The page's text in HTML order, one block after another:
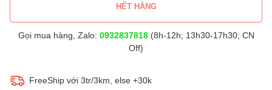
HẾT HÀNG
Gọi mua hàng, Zalo: 0932837818(8h-12h; 13h30-17h30; CN
Off)
FreeShip với 3tr/3km, else +30k